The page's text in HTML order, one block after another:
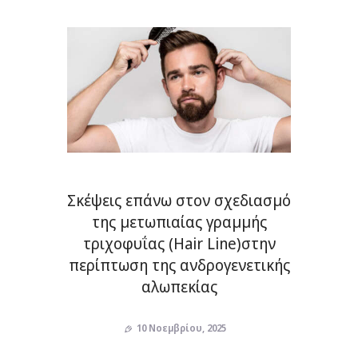
Σκέψεις επάνω στον σχεδιασμό
της μετωπιαίας γραμμής
τριχοφυΐας (Hair Line)στην
περίπτωση της ανδρογενετικής
αλωπεκίας
10 Νοεμβρίου, 2025